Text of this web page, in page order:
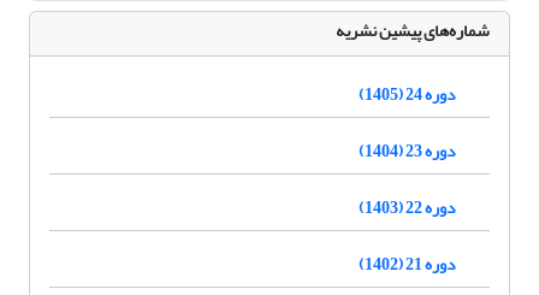
شماره‌های پیشین نشریه
دوره 24 (1405)
دوره 23 (1404)
دوره 22 (1403)
دوره 21 (1402)